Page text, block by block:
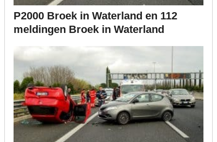
P2000 Broek in Waterland en 112
meldingen Broek in Waterland